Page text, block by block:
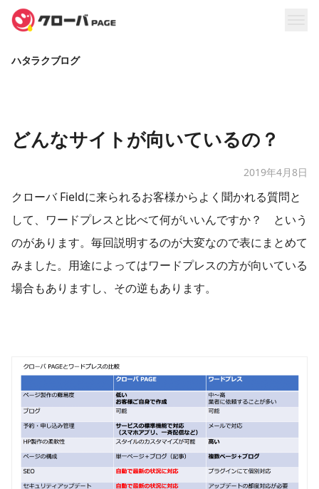
ハタラクブログ
どんなサイトが向いているの？
2019年4月8日
クローバ Fieldに来られるお客様からよく聞かれる質問と
して、ワードプレスと比べて何がいいんですか？ という
のがあります。毎回説明するのが大変なので表にまとめて
みました。用途によってはワードプレスの方が向いている
場合もありますし、その逆もあります。